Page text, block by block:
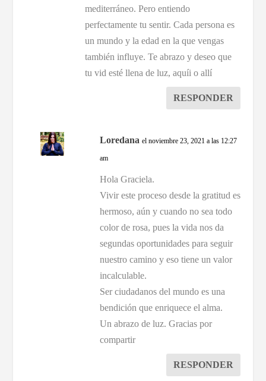
mediterráneo. Pero entiendo
perfectamente tu sentir. Cada persona es
un mundo y la edad en la que vengas
también influye. Te abrazo y deseo que
tu vid esté llena de luz, aquíi o allí
RESPONDER
Loredana el noviembre 23, 2021 a las 12:27
am
Hola Graciela.
Vivir este proceso desde la gratitud es
hermoso, aún y cuando no sea todo
color de rosa, pues la vida nos da
segundas oportunidades para seguir
nuestro camino y eso tiene un valor
incalculable.
Ser ciudadanos del mundo es una
bendición que enriquece el alma.
Un abrazo de luz. Gracias por
compartir
RESPONDER